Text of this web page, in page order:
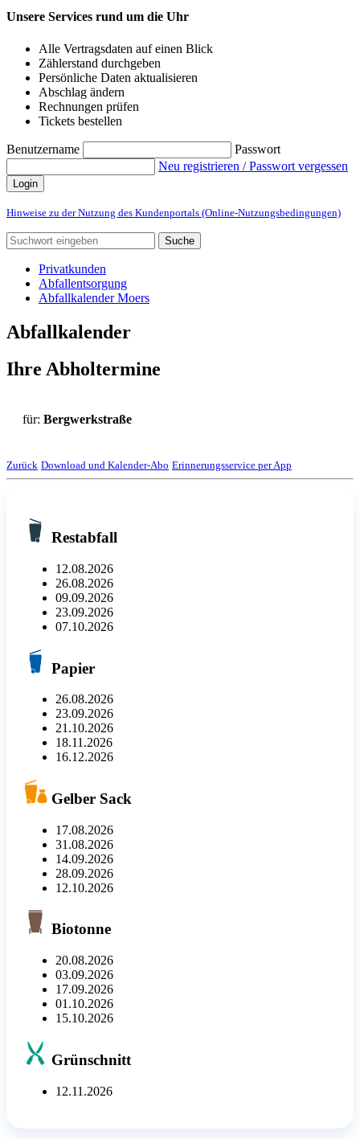
Unsere Services rund um die Uhr
Alle Vertragsdaten auf einen Blick
Zählerstand durchgeben
Persönliche Daten aktualisieren
Abschlag ändern
Rechnungen prüfen
Tickets bestellen
Benutzername
Passwort
Neu registrieren / Passwort vergessen
Login
Hinweise zu der Nutzung des Kundenportals (Online-Nutzungsbedingungen)
Suche
Privatkunden
Abfallentsorgung
Abfallkalender Moers
Abfallkalender
Ihre Abholtermine
für: Bergwerkstraße
Zurück Download und Kalender-Abo Erinnerungsservice per App
Restabfall
12.08.2026
26.08.2026
09.09.2026
23.09.2026
07.10.2026
Papier
26.08.2026
23.09.2026
21.10.2026
18.11.2026
16.12.2026
Gelber Sack
17.08.2026
31.08.2026
14.09.2026
28.09.2026
12.10.2026
Biotonne
20.08.2026
03.09.2026
17.09.2026
01.10.2026
15.10.2026
Grünschnitt
12.11.2026